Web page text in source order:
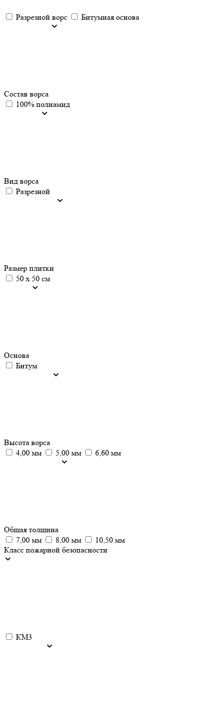
Разрезной ворс Битумная основа
Состав ворса
100% полиамид
Вид ворса
Разрезной
Размер плитки
50 х 50 см
Основа
Битум
Высота ворса
4,00 мм
5,00 мм 6,60 мм
Общая толщина
7,00 мм
8,00 мм
10,50 мм
Класс пожарной безопасности
КМ3